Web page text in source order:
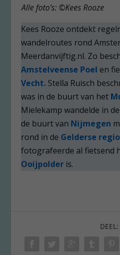
Alle foto’s: ©Kees Rooze
Kees Rooze ontdekt
wandelroutes rond
Meerdanvijftig.nl. Zo
Amstelveense Poel en
Vecht. Stella Ruisch
was in de buurt van het
Mielekamp wandelde in
de buurt van Nijmegen
rond in de Gelderse
fotografeerde al fietsend
Ooijpolder is.
DEEL: